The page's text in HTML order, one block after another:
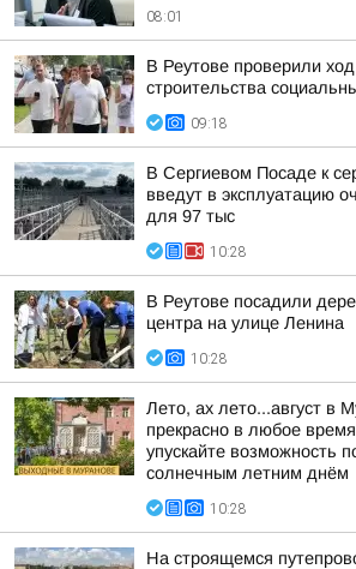
08:01
В Реутове проверили ход
строительства
09:18
В Сергиевом Посаде к
введут в эксплуатацию
для 97 тыс
10:28
В Реутове посадили
центра на улице Ленина
10:28
Лето, ах лето...август в
прекрасно в любое
упускайте возможность
солнечным летним днём
10:28
На строящемся